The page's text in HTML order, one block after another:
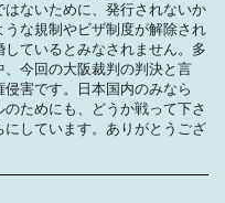
ないために、発行されないか
な規制やビザ制度が解除され
ているとみなされません。多
、今回の大阪裁判の判決と言
害です。日本国内のみなら
ためにも、どうか戦って下さ
しています。ありがとうござ